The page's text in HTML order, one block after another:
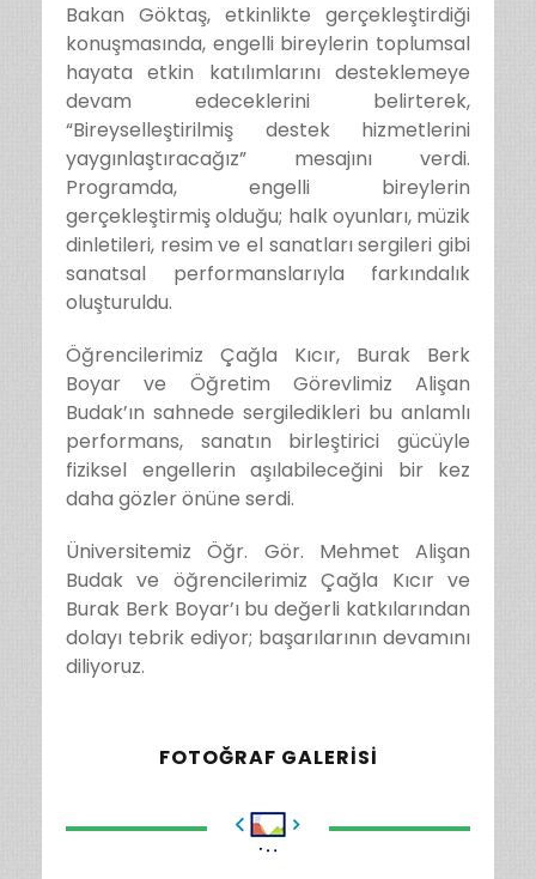
Bakan Göktaş, etkinlikte gerçekleştirdiği
konuşmasında, engelli bireylerin toplumsal
hayata etkin katılımlarını desteklemeye
devam edeceklerini belirterek,
“Bireyselleştirilmiş destek hizmetlerini
yaygınlaştıracağız” mesajını verdi.
Programda, engelli bireylerin
gerçekleştirmiş olduğu; halk oyunları, müzik
dinletileri, resim ve el sanatları sergileri gibi
sanatsal performanslarıyla farkındalık
oluşturuldu.
Öğrencilerimiz Çağla Kıcır, Burak Berk
Boyar ve Öğretim Görevlimiz Alişan
Budak’ın sahnede sergiledikleri bu anlamlı
performans, sanatın birleştirici gücüyle
fiziksel engellerin aşılabileceğini bir kez
daha gözler önüne serdi.
Üniversitemiz Öğr. Gör. Mehmet Alişan
Budak ve öğrencilerimiz Çağla Kıcır ve
Burak Berk Boyar’ı bu değerli katkılarından
dolayı tebrik ediyor; başarılarının devamını
diliyoruz.
FOTOĞRAF GALERISI